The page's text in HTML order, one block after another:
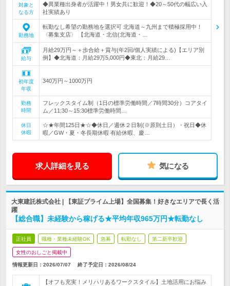
対象と
なる方
◆異業種出身者が活躍中！男女共に歓迎！◆20～50代の幅広い入
社実績あり
勤務地
転勤なし希望の勤務地を選択可 北海道～九州まで積極採用中！
〈募集支店〉 【北海道・北信(北海道・…
給与
月給29万円～＋歩合給＋賞与(年2回/個人実績による)【エリア別
例】◆北海道：月給29万5,000円◆東北：月給29…
初年度
年収
340万円～1000万円
勤務
時間
フレックスタイム制（1日の標準労働時間／7時間30分）コアタイ
ム／11:30～15:30標準労働時間…
休日
休暇
☆★年間125日★☆◆休日／週休２日制(※原則土日）・祝日◆休
暇／GW・夏・冬長期休暇 有給休暇、慶…
求人詳細を見る 気になる
大東建託株式会社 | 【東証プライム上場】全国募集！好きなエリアで長く活
躍
【総合職】未経験から稼げる★平均年収965万円★転勤なし
正社員 職種・業種未経験OK 急募 転勤なし 第二新卒歓迎
女性のおしごと掲載中
情報更新日：2026/07/07 終了予定日： 2026/08/24
【オフも充実！メリハリあるワークスタイル】土地活用にお悩み